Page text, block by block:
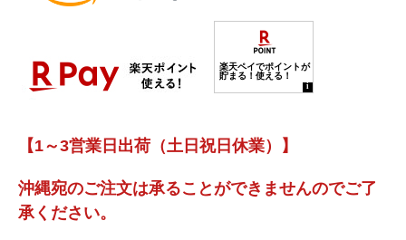
【1～3営業日出荷（土日祝日休業）】
沖縄宛のご注文は承ることができませんのでご了
承ください。